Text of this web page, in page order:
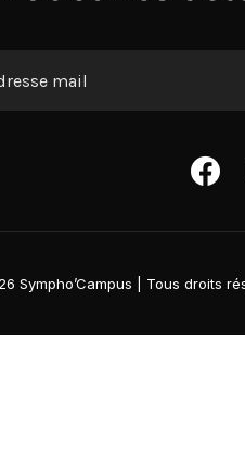
Sympho’Campus | Tous droits